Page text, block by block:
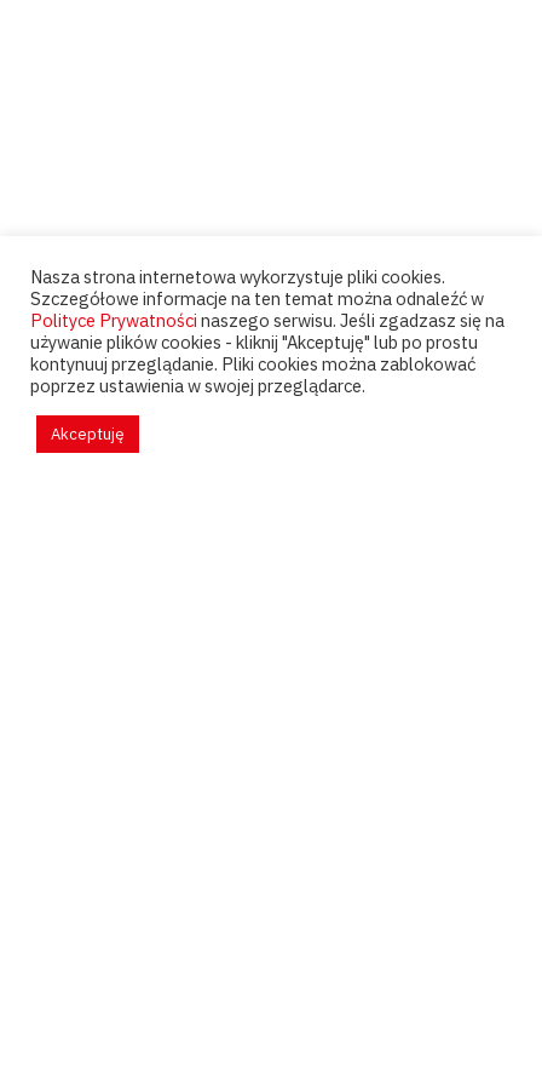
Nasza strona internetowa wykorzystuje pliki cookies.
Szczegółowe informacje na ten temat można odnaleźć w
Polityce Prywatności naszego serwisu. Jeśli zgadzasz się na
używanie plików cookies - kliknij "Akceptuję" lub po prostu
kontynuuj przeglądanie. Pliki cookies można zablokować
poprzez ustawienia w swojej przeglądarce.
Akceptuję